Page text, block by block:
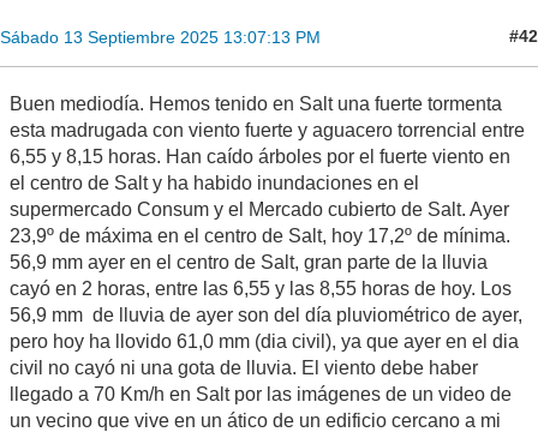
Sábado 13 Septiembre 2025 13:07:13 PM #42
Buen mediodía. Hemos tenido en Salt una fuerte tormenta
esta madrugada con viento fuerte y aguacero torrencial entre
6,55 y 8,15 horas. Han caído árboles por el fuerte viento en
el centro de Salt y ha habido inundaciones en el
supermercado Consum y el Mercado cubierto de Salt. Ayer
23,9º de máxima en el centro de Salt, hoy 17,2º de mínima.
56,9 mm ayer en el centro de Salt, gran parte de la lluvia
cayó en 2 horas, entre las 6,55 y las 8,55 horas de hoy. Los
56,9 mm de lluvia de ayer son del día pluviométrico de ayer,
pero hoy ha llovido 61,0 mm (dia civil), ya que ayer en el dia
civil no cayó ni una gota de lluvia. El viento debe haber
llegado a 70 Km/h en Salt por las imágenes de un video de
un vecino que vive en un ático de un edificio cercano a mi